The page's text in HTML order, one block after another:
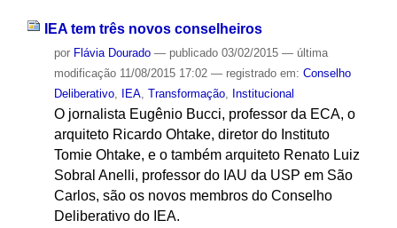
IEA tem três novos conselheiros
por Flávia Dourado — publicado03/02/2015 — última
modificação11/08/2015 17:02 — registrado em: Conselho
Deliberativo, IEA, Transformação, Institucional
O jornalista Eugênio Bucci, professor da ECA, o
arquiteto Ricardo Ohtake, diretor do Instituto
Tomie Ohtake, e o também arquiteto Renato Luiz
Sobral Anelli, professor do IAU da USP em São
Carlos, são os novos membros do Conselho
Deliberativo do IEA.